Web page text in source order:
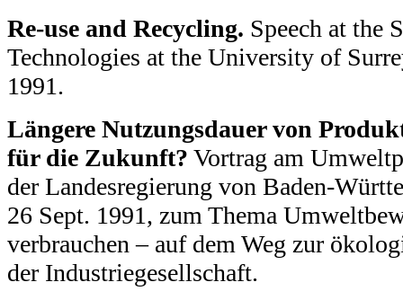
Re-use and Recycling. Speech at the
Technologies at the University of
1991.
Längere Nutzungsdauer von
für die Zukunft? Vortrag am
der Landesregierung von Baden-
26 Sept. 1991, zum Thema
verbrauchen – auf dem Weg zur
der Industriegesellschaft.